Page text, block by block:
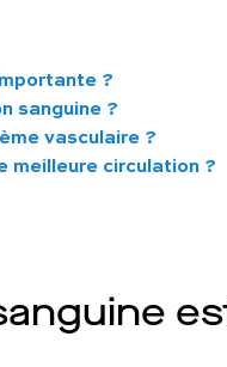
?
sanguine ?
vasculaire ?
meilleure circulation ?